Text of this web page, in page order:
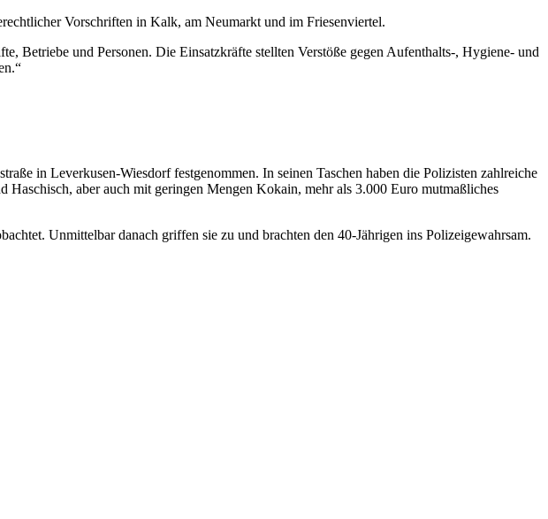
Vorschriften in Kalk, am Neumarkt und im Friesenviertel.
Betriebe und Personen. Die Einsatzkräfte stellten Verstöße gegen Aufenthalts-, Hygiene- und
in Leverkusen-Wiesdorf festgenommen. In seinen Taschen haben die Polizisten zahlreiche
aber auch mit geringen Mengen Kokain, mehr als 3.000 Euro mutmaßliches
Unmittelbar danach griffen sie zu und brachten den 40-Jährigen ins Polizeigewahrsam.